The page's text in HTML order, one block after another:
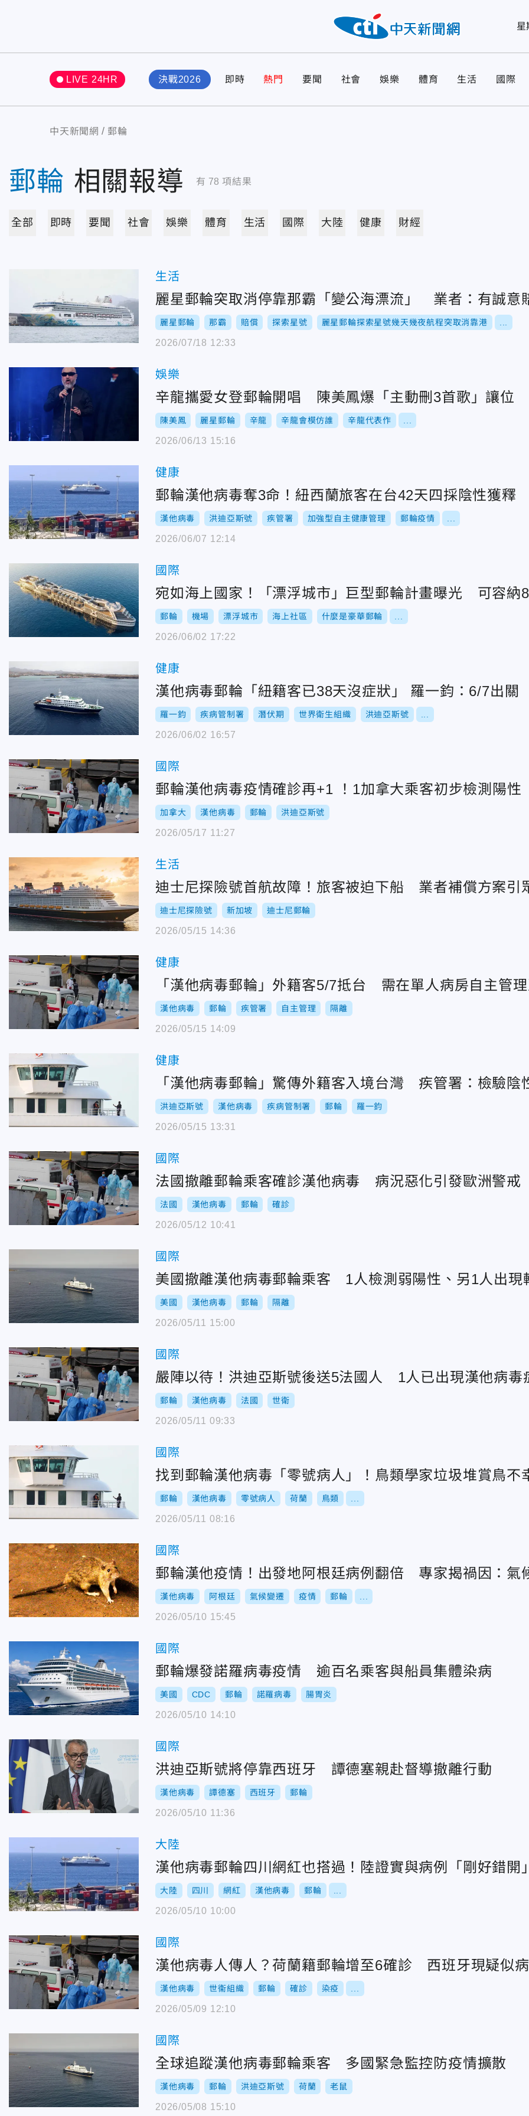
星
LIVE 24HR 決戰2026 即時 熱門 要聞 社會 娛樂 體育 生活 國際
中天新聞網 郵輪
郵輪 相關報導 有 78 項結果
全部 即時 要聞 社會 娛樂 體育 生活 國際 大陸 健康 財經
生活
麗星郵輪突取消停靠那霸「變公海漂流」 業者：有誠意
麗星郵輪 那霸 賠償 探索星號 麗星郵輪探索星號幾天幾夜航程突取消靠港
2026/07/18 12:33
娛樂
辛龍攜愛女登郵輪開唱 陳美鳳爆「主動刪3首歌」讓位
陳美鳳 麗星郵輪 辛龍 辛龍會模仿誰 辛龍代表作
2026/06/13 15:16
健康
郵輪漢他病毒奪3命！紐西蘭旅客在台42天四採陰性獲釋
漢他病毒 洪迪亞斯號 疾管署 加強型自主健康管理 郵輪疫情
2026/06/07 12:14
國際
宛如海上國家！「漂浮城市」巨型郵輪計畫曝光 可容納
郵輪 機場 漂浮城市 海上社區 什麼是豪華郵輪
2026/06/02 17:22
健康
漢他病毒郵輪「紐籍客已38天沒症狀」 羅一鈞：6/7出關
羅一鈞 疾病管制署 潛伏期 世界衛生組織 洪迪亞斯號
2026/06/02 16:57
國際
郵輪漢他病毒疫情確診再+1 ！1加拿大乘客初步檢測陽性
加拿大 漢他病毒 郵輪 洪迪亞斯號
2026/05/17 11:27
生活
迪士尼探險號首航故障！旅客被迫下船 業者補償方案引
迪士尼探險號 新加坡 迪士尼郵輪
2026/05/15 14:36
健康
「漢他病毒郵輪」外籍客5/7抵台 需在單人病房自主管
漢他病毒 郵輪 疾管署 自主管理 隔離
2026/05/15 14:09
健康
「漢他病毒郵輪」驚傳外籍客入境台灣 疾管署：檢驗陰
洪迪亞斯號 漢他病毒 疾病管制署 郵輪 羅一鈞
2026/05/15 13:31
國際
法國撤離郵輪乘客確診漢他病毒 病況惡化引發歐洲警戒
法國 漢他病毒 郵輪 確診
2026/05/12 10:41
國際
美國撤離漢他病毒郵輪乘客 1人檢測弱陽性、另1人出現
美國 漢他病毒 郵輪 隔離
2026/05/11 15:00
國際
嚴陣以待！洪迪亞斯號後送5法國人 1人已出現漢他病毒
郵輪 漢他病毒 法國 世衛
2026/05/11 09:33
國際
找到郵輪漢他病毒「零號病人」！鳥類學家垃圾堆賞鳥不
郵輪 漢他病毒 零號病人 荷蘭 鳥類
2026/05/11 08:16
國際
郵輪漢他疫情！出發地阿根廷病例翻倍 專家揭禍因：氣
漢他病毒 阿根廷 氣候變遷 疫情 郵輪
2026/05/10 15:45
國際
郵輪爆發諾羅病毒疫情 逾百名乘客與船員集體染病
美國 CDC 郵輪 諾羅病毒 腸胃炎
2026/05/10 14:10
國際
洪迪亞斯號將停靠西班牙 譚德塞親赴督導撤離行動
漢他病毒 譚德塞 西班牙 郵輪
2026/05/10 11:36
大陸
漢他病毒郵輪四川網紅也搭過！陸證實與病例「剛好錯開
大陸 四川 網紅 漢他病毒 郵輪
2026/05/10 10:00
國際
漢他病毒人傳人？荷蘭籍郵輪增至6確診 西班牙現疑似
漢他病毒 世衞組織 郵輪 確診 染疫
2026/05/09 12:10
國際
全球追蹤漢他病毒郵輪乘客 多國緊急監控防疫情擴散
漢他病毒 郵輪 洪迪亞斯號 荷蘭 老鼠
2026/05/08 15:10